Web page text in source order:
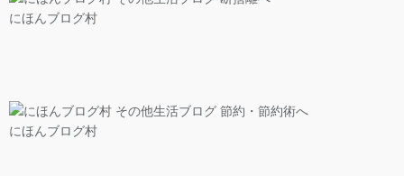
にほんブログ村
にほんブログ村